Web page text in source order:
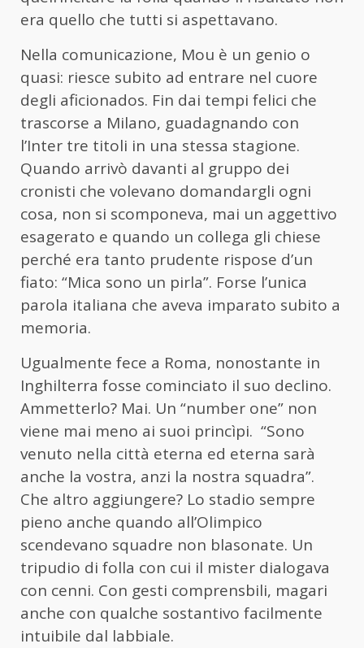
era quello che tutti si aspettavano.
Nella comunicazione, Mou è un genio o
quasi: riesce subito ad entrare nel cuore
degli aficionados. Fin dai tempi felici che
trascorse a Milano, guadagnando con
l’Inter tre titoli in una stessa stagione.
Quando arrivò davanti al gruppo dei
cronisti che volevano domandargli ogni
cosa, non si scomponeva, mai un aggettivo
esagerato e quando un collega gli chiese
perché era tanto prudente rispose d’un
fiato: “Mica sono un pirla”. Forse l’unica
parola italiana che aveva imparato subito a
memoria.
Ugualmente fece a Roma, nonostante in
Inghilterra fosse cominciato il suo declino.
Ammetterlo? Mai. Un “number one” non
viene mai meno ai suoi princìpi. “Sono
venuto nella città eterna ed eterna sarà
anche la vostra, anzi la nostra squadra”.
Che altro aggiungere? Lo stadio sempre
pieno anche quando all’Olimpico
scendevano squadre non blasonate. Un
tripudio di folla con cui il mister dialogava
con cenni. Con gesti comprensbili, magari
anche con qualche sostantivo facilmente
intuibile dal labbiale.